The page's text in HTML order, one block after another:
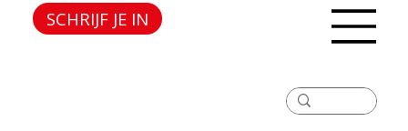
SCHRIJF JE IN